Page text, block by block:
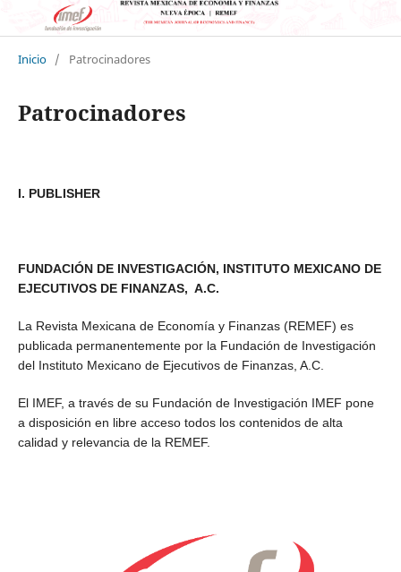
Inicio / Patrocinadores
Patrocinadores
I. PUBLISHER
FUNDACIÓN DE INVESTIGACIÓN, INSTITUTO MEXICANO DE
EJECUTIVOS DE FINANZAS, A.C.
La Revista Mexicana de Economía y Finanzas (REMEF) es
publicada permanentemente por la Fundación de Investigación
del Instituto Mexicano de Ejecutivos de Finanzas, A.C.
El IMEF, a través de su Fundación de Investigación IMEF pone
a disposición en libre acceso todos los contenidos de alta
calidad y relevancia de la REMEF.